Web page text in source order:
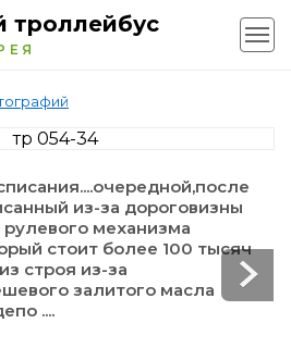
троллейбус
из-за дороговизны
механизма
стоит более 100 тысяч
строя из-за
залитого масла
....